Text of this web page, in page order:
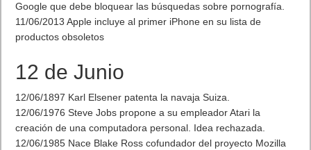
Google que debe bloquear las búsquedas sobre pornografía.
11/06/2013 Apple incluye al primer iPhone en su lista de
productos obsoletos
12 de Junio
12/06/1897 Karl Elsener patenta la navaja Suiza.
12/06/1976 Steve Jobs propone a su empleador Atari la
creación de una computadora personal. Idea rechazada.
12/06/1985 Nace Blake Ross cofundador del proyecto Mozilla